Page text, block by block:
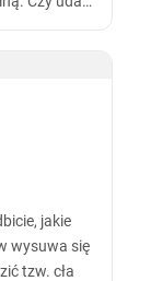
z
jakie
wysuwa się
tzw. cła